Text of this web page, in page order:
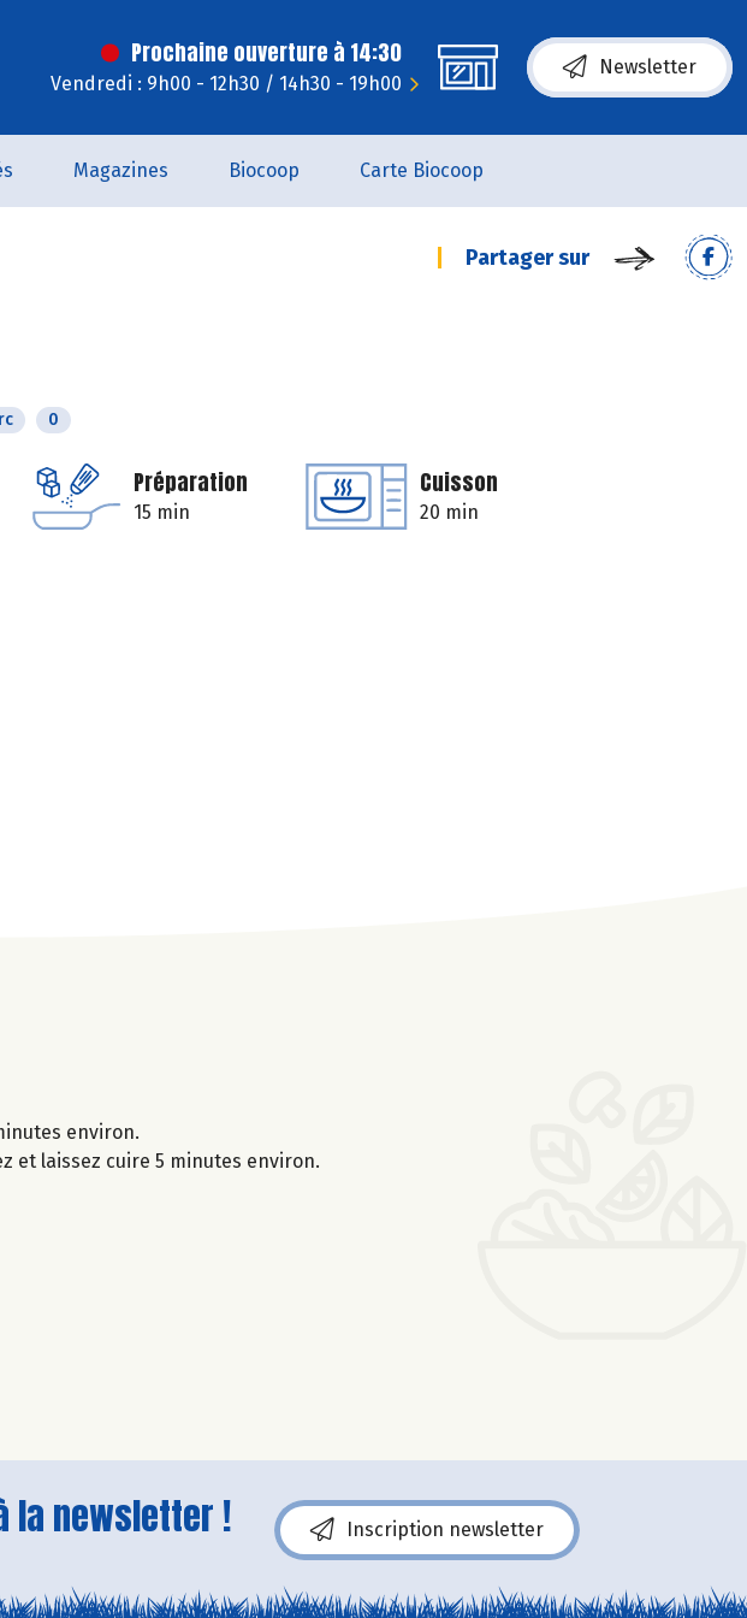
Prochaine ouverture à 14:30
Vendredi : 9h00 - 12h30 / 14h30 - 19h00
Newsletter
Magazines Biocoop Carte Biocoop
Partager sur
0
Préparation
15 min
Cuisson
20 min
environ.
et laissez cuire 5 minutes environ.
la newsletter ! Inscription newsletter